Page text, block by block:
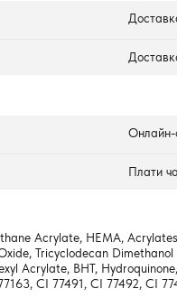
Онлайн-
Плати
Acrylate, HEMA,
Tricyclodecan
Acrylate, BHT,
CI 77491, CI 77492, CI